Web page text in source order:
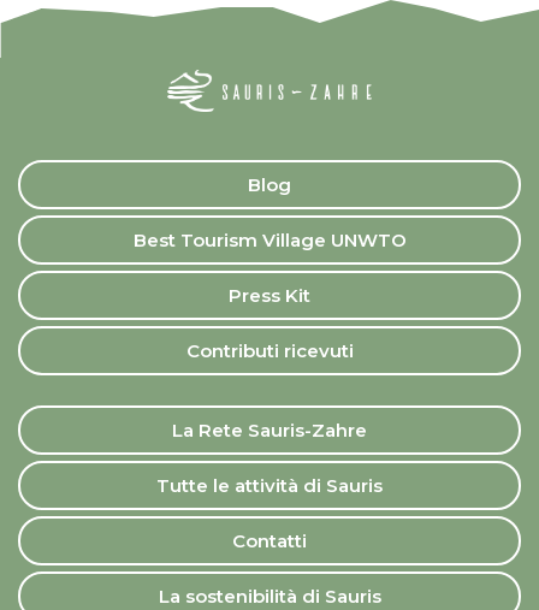
Blog
Best Tourism Village UNWTO
Press Kit
Contributi ricevuti
La Rete Sauris-Zahre
Tutte le attività di Sauris
Contatti
La sostenibilità di Sauris